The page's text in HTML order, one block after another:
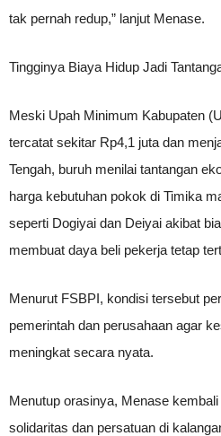
tak pernah redup,” lanjut Menase.
Tingginya Biaya Hidup Jadi
Meski Upah Minimum Kabupaten
tercatat sekitar Rp4,1 juta dan
Tengah, buruh menilai tantangan
harga kebutuhan pokok di Timika
seperti Dogiyai dan Deiyai akibat
membuat daya beli pekerja tetap
Menurut FSBPI, kondisi tersebut
pemerintah dan perusahaan agar
meningkat secara nyata.
Menutup orasinya, Menase
solidaritas dan persatuan di